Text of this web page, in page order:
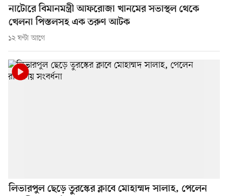
নাটোরে বিমানমন্ত্রী আফরোজা খানমের সভাস্থল থেকে
খেলনা পিস্তলসহ এক তরুণ আটক
১২ ঘণ্টা আগে
লিভারপুল ছেড়ে তুরস্কের ক্লাবে মোহাম্মদ সালাহ, পেলেন